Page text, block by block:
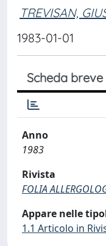
TREVISAN,
1983-01-01
Scheda breve
Anno
1983
Rivista
FOLIA
Appare nelle
1.1 Articolo in